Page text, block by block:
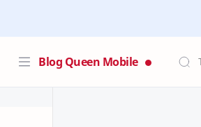
Blog Queen Mobile